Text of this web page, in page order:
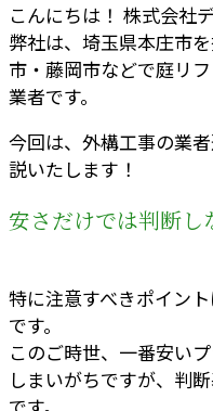
こんにちは！ 株式会社
弊社は、埼玉県本庄市
市・藤岡市などで庭リ
業者です。
今回は、外構工事の業
説いたします！
安さだけでは判断し
特に注意すべきポイン
です。
このご時世、一番安い
しまいがちですが、判